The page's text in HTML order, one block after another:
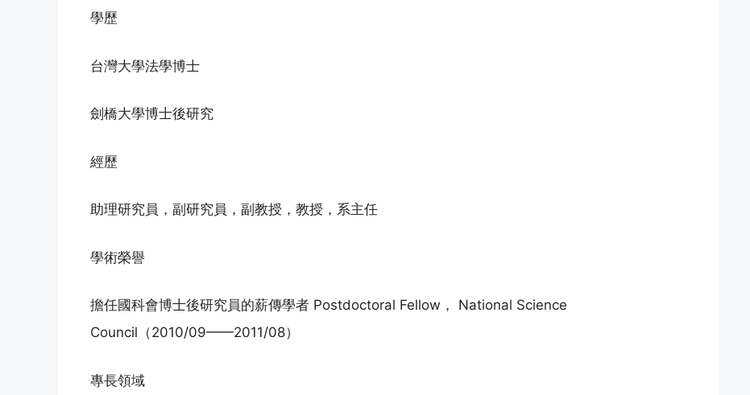
學歷
台灣大學法學博士
劍橋大學博士後研究
經歷
助理研究員，副研究員，副教授，教授，系主任
學術榮譽
擔任國科會博士後研究員的薪傳學者 Postdoctoral Fellow， National Science
Council（2010/09——2011/08）
專長領域